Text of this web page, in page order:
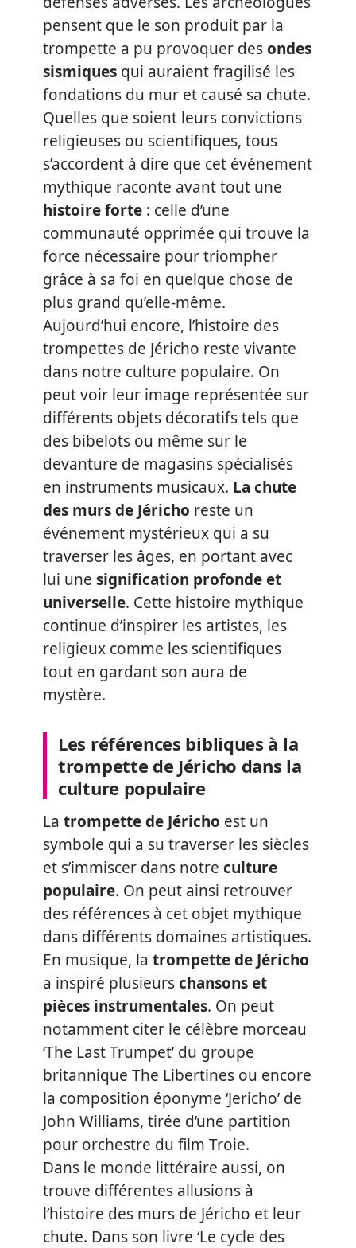
pensent que le son produit par la
trompette a pu provoquer desondes
sismiques qui auraient fragilisé les
fondations du mur et causé sa chute.
Quelles que soient leurs convictions
religieuses ou scientifiques, tous
s’accordent à dire que cet événement
mythique raconte avant tout une
histoire forte : celle d’une
communauté opprimée qui trouve la
force nécessaire pour triompher
grâce à sa foi en quelque chose de
plus grand qu’elle-même.
Aujourd’hui encore, l’histoire des
trompettes de Jéricho reste vivante
dans notre culture populaire. On
peut voir leur image représentée sur
différents objets décoratifs tels que
des bibelots ou même sur le
devanture de magasins spécialisés
en instruments musicaux. La chute
des murs de Jéricho reste un
événement mystérieux qui a su
traverser les âges, en portant avec
lui une signification profonde et
universelle. Cette histoire mythique
continue d’inspirer les artistes, les
religieux comme les scientifiques
tout en gardant son aura de
mystère.
Les références bibliques à la
trompette de Jéricho dans la
culture populaire
La trompette de Jéricho est un
symbole qui a su traverser les siècles
et s’immiscer dans notre culture
populaire. On peut ainsi retrouver
des références à cet objet mythique
dans différents domaines artistiques.
En musique, la trompette de Jéricho
a inspiré plusieurschansons et
pièces instrumentales. On peut
notamment citer le célèbre morceau
‘The Last Trumpet’ du groupe
britannique The Libertines ou encore
la composition éponyme ‘Jericho’ de
John Williams, tirée d’une partition
pour orchestre du film Troie.
Dans le monde littéraire aussi, on
trouve différentes allusions à
l’histoire des murs de Jéricho et leur
chute. Dans son livre ‘Le cycle des